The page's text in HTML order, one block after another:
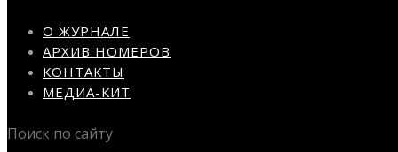
О ЖУРНАЛЕ
АРХИВ НОМЕРОВ
КОНТАКТЫ
МЕДИА-КИТ
Поиск по сайту